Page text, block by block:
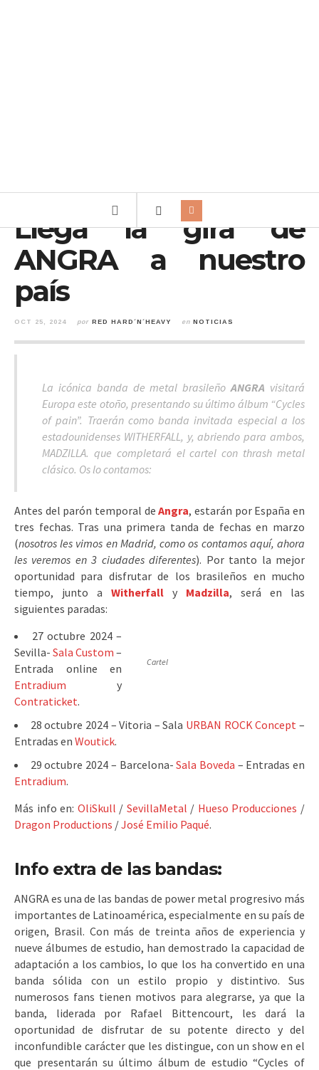
Llega la gira de
ANGRA a nuestro
país
OCT 25, 2024 por RED HARD´N´HEAVY en NOTICIAS
La icónica banda de metal brasileñoANGRA visitará
Europa este otoño, presentando su último álbum “Cycles
of pain”. Traerán como banda invitada especial a los
estadounidenses WITHERFALL, y, abriendo para ambos,
MADZILLA. que completará el cartel con thrash metal
clásico. Os lo contamos:
Antes del parón temporal deAngra, estarán por España en
tres fechas. Tras una primera tanda de fechas en marzo
(nosotros les vimos en Madrid, como os contamos aquí, ahora
les veremos en 3 ciudades diferentes). Por tanto la mejor
oportunidad para disfrutar de los brasileños en mucho
tiempo, junto a Witherfall y Madzilla, será en las
siguientes paradas:
Cartel
27 octubre 2024 –
Sevilla- Sala Custom –
Entrada online en
Entradium y
Contraticket.
28 octubre 2024 – Vitoria – Sala URBAN ROCK Concept –
Entradas en Woutick.
29 octubre 2024 – Barcelona-Sala Boveda – Entradas en
Entradium.
Más info en: OliSkull / SevillaMetal / Hueso Producciones /
Dragon Productions /José Emilio Paqué.
Info extra de las bandas:
ANGRA es una de las bandas de power metal progresivo más
importantes de Latinoamérica, especialmente en su país de
origen, Brasil. Con más de treinta años de experiencia y
nueve álbumes de estudio, han demostrado la capacidad de
adaptación a los cambios, lo que los ha convertido en una
banda sólida con un estilo propio y distintivo. Sus
numerosos fans tienen motivos para alegrarse, ya que la
banda, liderada por Rafael Bittencourt, les dará la
oportunidad de disfrutar de su potente directo y del
inconfundible carácter que les distingue, con un show en el
que presentarán su último álbum de estudio “Cycles of